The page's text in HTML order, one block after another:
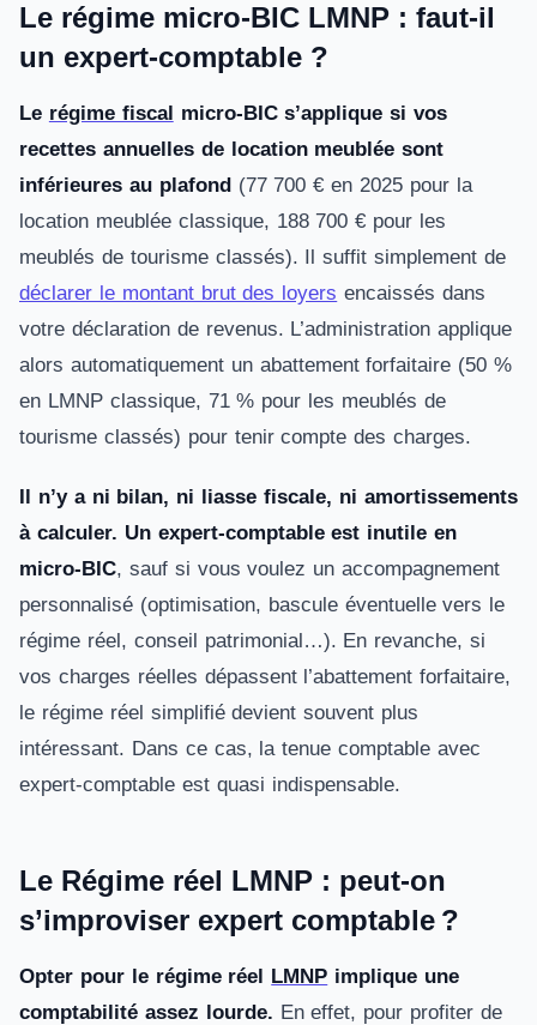
Le régime micro-BIC LMNP : faut-il
un expert-comptable ?
Le régime fiscal micro-BIC s’applique si vos
recettes annuelles de location meublée sont
inférieures au plafond (77 700 € en 2025 pour la
location meublée classique, 188 700 € pour les
meublés de tourisme classés). Il suffit simplement de
déclarer le montant brut des loyers encaissés dans
votre déclaration de revenus. L’administration applique
alors automatiquement un abattement forfaitaire (50 %
en LMNP classique, 71 % pour les meublés de
tourisme classés) pour tenir compte des charges.
Il n’y a ni bilan, ni liasse fiscale, ni amortissements
à calculer. Un expert-comptable est inutile en
micro-BIC, sauf si vous voulez un accompagnement
personnalisé (optimisation, bascule éventuelle vers le
régime réel, conseil patrimonial…). En revanche, si
vos charges réelles dépassent l’abattement forfaitaire,
le régime réel simplifié devient souvent plus
intéressant. Dans ce cas, la tenue comptable avec
expert-comptable est quasi indispensable.
Le Régime réel LMNP : peut-on
s’improviser expert comptable ?
Opter pour le régime réel LMNP implique une
comptabilité assez lourde. En effet, pour profiter de